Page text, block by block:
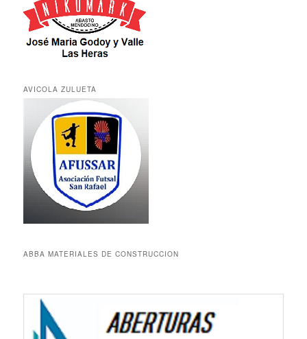
AVICOLA ZULUETA
ABBA MATERIALES DE CONSTRUCCION